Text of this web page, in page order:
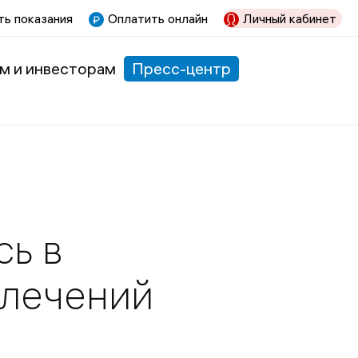
показания Оплатить онлайн Личный кабинет
и инвесторам
Пресс-центр
в